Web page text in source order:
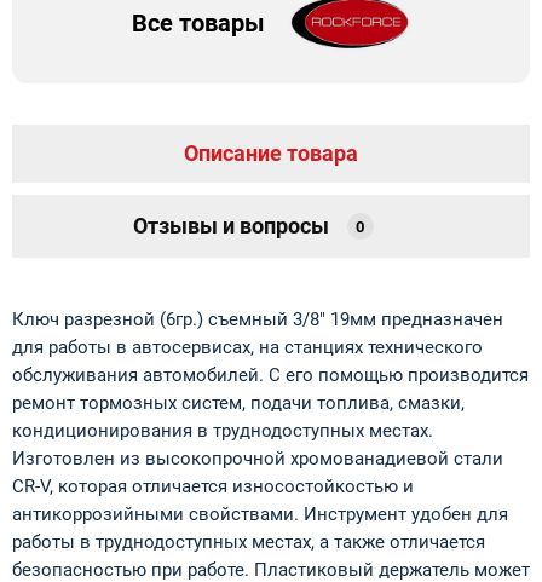
Все товары
Описание товара
Отзывы и вопросы 0
Ключ разрезной (6гр.) съемный 3/8" 19мм предназначен
для работы в автосервисах, на станциях технического
обслуживания автомобилей. С его помощью производится
ремонт тормозных систем, подачи топлива, смазки,
кондиционирования в труднодоступных местах.
Изготовлен из высокопрочной хромованадиевой стали
CR-V, которая отличается износостойкостью и
антикоррозийными свойствами. Инструмент удобен для
работы в труднодоступных местах, а также отличается
безопасностью при работе. Пластиковый держатель может